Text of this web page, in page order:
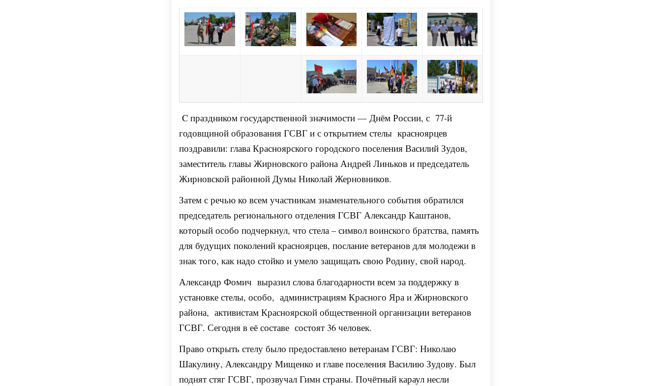
C праздником государственной значимости — Днём России, с 77-й
годовщиной образования ГСВГ и с открытием стелы красноярцев
поздравили: глава Красноярского городского поселения Василий Зудов,
заместитель главы Жирновского района Андрей Линьков и председатель
Жирновской районной Думы Николай Жерновников.
Затем с речью ко всем участникам знаменательного события обратился
председатель регионального отделения ГСВГ Александр Каштанов,
который особо подчеркнул, что стела – символ воинского братства, память
для будущих поколений красноярцев, послание ветеранов для молодежи в
знак того, как надо стойко и умело защищать свою Родину, свой народ.
Александр Фомич выразил слова благодарности всем за поддержку в
установке стелы, особо, администрациям Красного Яра и Жирновского
района, активистам Красноярской общественной организации ветеранов
ГСВГ. Сегодня в её составе состоят 36 человек.
Право открыть стелу было предоставлено ветеранам ГСВГ: Николаю
Шакулину, Александру Мищенко и главе поселения Василию Зудову. Был
поднят стяг ГСВГ, прозвучал Гимн страны. Почётный караул несли